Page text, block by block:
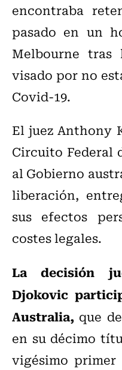
encontraba
pasado en un
Melbourne
visado por no
Covid-19.
El juez Anthony
Circuito Federal
al Gobierno
liberación,
sus efectos
costes legales.
La decisión
Djokovic
Australia, que
en su décimo
vigésimo primer